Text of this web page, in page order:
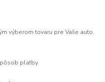
výberom tovaru pre Vaše auto.
platby.